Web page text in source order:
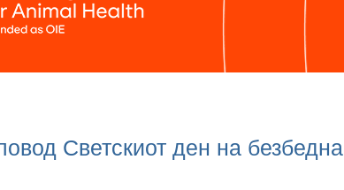
Светскиот ден на безбедна